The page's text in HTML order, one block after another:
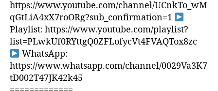
https://www.youtube.com/channel/UCnkTo_wM
qGtLiA4xX7roORg?sub_confirmation=1
Playlist: https://www.youtube.com/playlist?
list=PLwkUf0RYttgQ0ZFLofycVt4FVAQTox8zc
WhatsApp:
https://www.whatsapp.com/channel/0029Va3K7
tD002T47JK42k45